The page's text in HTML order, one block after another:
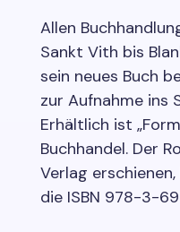
Allen
Sankt Vith bis
sein neues Buch
zur Aufnahme ins
Erhältlich ist
Buchhandel. Der
Verlag
die ISBN 978-3-